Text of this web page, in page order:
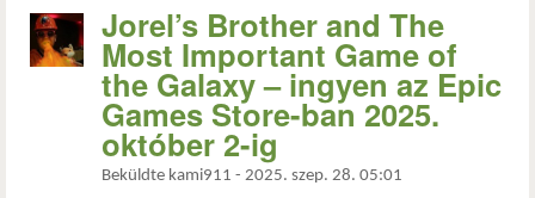
Jorel’s Brother and The
Most Important Game of
the Galaxy – ingyen az Epic
Games Store-ban 2025.
október 2-ig
Beküldte kami911 - 2025. szep. 28. 05:01